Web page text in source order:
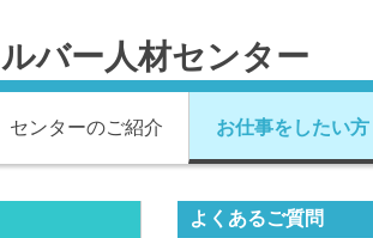
バー人材センター
センターのご紹介 お仕事をしたい方
よくあるご質問